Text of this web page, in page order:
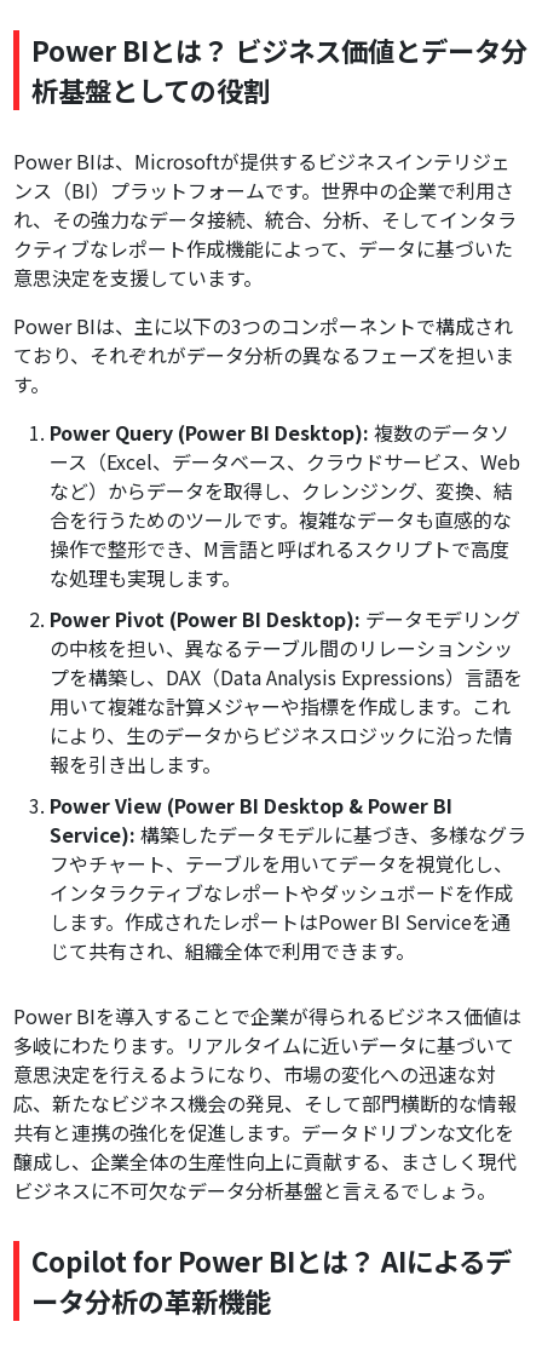
Power BIとは？ ビジネス価値とデータ分
析基盤としての役割
Power BIは、Microsoftが提供するビジネスインテリジェ
ンス（BI）プラットフォームです。世界中の企業で利用さ
れ、その強力なデータ接続、統合、分析、そしてインタラ
クティブなレポート作成機能によって、データに基づいた
意思決定を支援しています。
Power BIは、主に以下の3つのコンポーネントで構成され
ており、それぞれがデータ分析の異なるフェーズを担いま
す。
Power Query (Power BI Desktop): 複数のデータソ
ース（Excel、データベース、クラウドサービス、Web
など）からデータを取得し、クレンジング、変換、結
合を行うためのツールです。複雑なデータも直感的な
操作で整形でき、M言語と呼ばれるスクリプトで高度
な処理も実現します。
Power Pivot (Power BI Desktop): データモデリング
の中核を担い、異なるテーブル間のリレーションシッ
プを構築し、DAX（Data Analysis Expressions）言語を
用いて複雑な計算メジャーや指標を作成します。これ
により、生のデータからビジネスロジックに沿った情
報を引き出します。
Power View (Power BI Desktop & Power BI
Service): 構築したデータモデルに基づき、多様なグラ
フやチャート、テーブルを用いてデータを視覚化し、
インタラクティブなレポートやダッシュボードを作成
します。作成されたレポートはPower BI Serviceを通
じて共有され、組織全体で利用できます。
Power BIを導入することで企業が得られるビジネス価値は
多岐にわたります。リアルタイムに近いデータに基づいて
意思決定を行えるようになり、市場の変化への迅速な対
応、新たなビジネス機会の発見、そして部門横断的な情報
共有と連携の強化を促進します。データドリブンな文化を
醸成し、企業全体の生産性向上に貢献する、まさしく現代
ビジネスに不可欠なデータ分析基盤と言えるでしょう。
Copilot for Power BIとは？ AIによるデ
ータ分析の革新機能